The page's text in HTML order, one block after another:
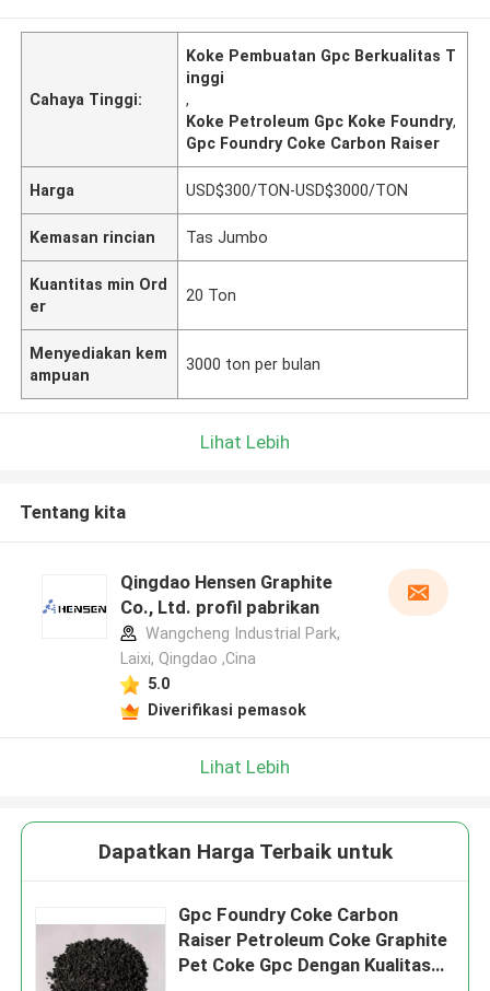
Cahaya Tinggi:
Koke Pembuatan Gpc Berkualitas T
inggi
,
Koke Petroleum Gpc Koke Foundry,
Gpc Foundry Coke Carbon Raiser
Harga USD$300/TON-USD$3000/TON
Kemasan rincian Tas Jumbo
Kuantitas min Ord
er
20 Ton
Menyediakan kem
ampuan
3000 ton per bulan
Lihat Lebih
Tentang kita
Qingdao Hensen Graphite
Co., Ltd. profil pabrikan
Wangcheng Industrial Park,
Laixi, Qingdao ,Cina
5.0
Diverifikasi pemasok
Lihat Lebih
Dapatkan Harga Terbaik untuk
Gpc Foundry Coke Carbon
Raiser Petroleum Coke Graphite
Pet Coke Gpc Dengan Kualitas